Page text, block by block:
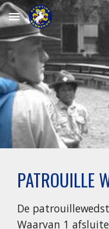
Skip to main content
PATROUILLE
De
Waarvan 1